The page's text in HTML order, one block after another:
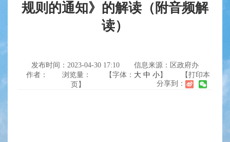
信息公开
规则的通知》的解读（附音频解
读）
发布时间：2023-04-30 17:10
信息来源：区政府办
作者：
浏览量： 【字体： 大 中 小】
【打印本
页】
分享到：